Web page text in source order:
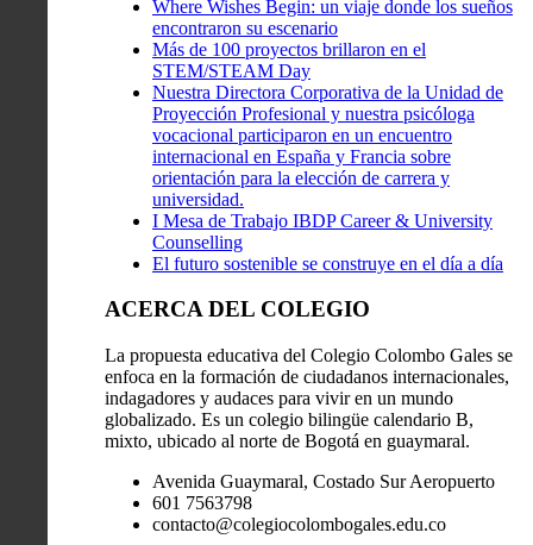
Where Wishes Begin: un viaje donde los sueños
encontraron su escenario
Más de 100 proyectos brillaron en el
STEM/STEAM Day
Nuestra Directora Corporativa de la Unidad de
Proyección Profesional y nuestra psicóloga
vocacional participaron en un encuentro
internacional en España y Francia sobre
orientación para la elección de carrera y
universidad.
I Mesa de Trabajo IBDP Career & University
Counselling
El futuro sostenible se construye en el día a día
ACERCA DEL COLEGIO
La propuesta educativa del Colegio Colombo Gales se
enfoca en la formación de ciudadanos internacionales,
indagadores y audaces para vivir en un mundo
globalizado. Es un colegio bilingüe calendario B,
mixto, ubicado al norte de Bogotá en guaymaral.
Avenida Guaymaral, Costado Sur Aeropuerto
601 7563798
contacto@colegiocolombogales.edu.co